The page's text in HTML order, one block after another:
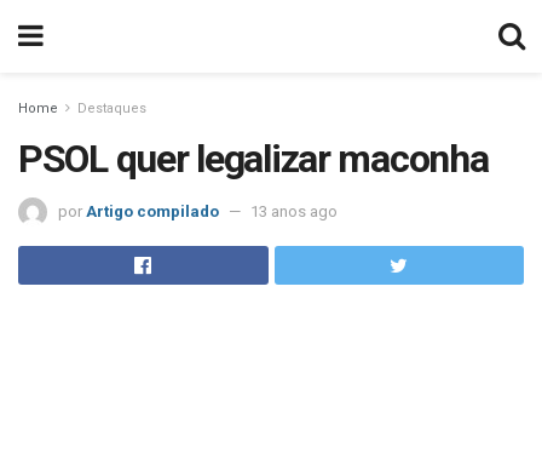
Home Destaques
PSOL quer legalizar maconha
por Artigo compilado 13 anos ago